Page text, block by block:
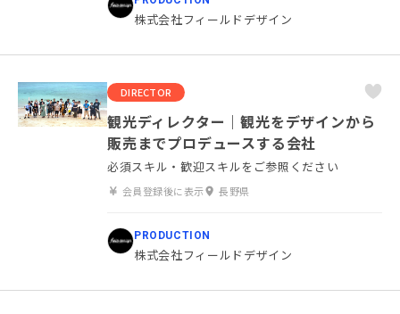
株式会社フィールドデザイン
DIRECTOR
観光ディレクター｜観光をデザインから
販売までプロデュースする会社
必須スキル・歓迎スキルをご参照ください
会員登録後に表示 長野県
PRODUCTION
株式会社フィールドデザイン